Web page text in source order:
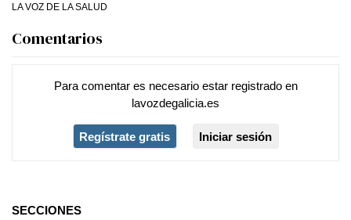
LA VOZ DE LA SALUD
Comentarios
Para comentar es necesario estar registradoen
lavozdegalicia.es
Regístrate gratis Iniciar sesión
SECCIONES